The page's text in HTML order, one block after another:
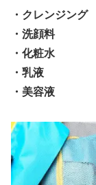
・クレンジング
・洗顔料
・化粧水
・乳液
・美容液